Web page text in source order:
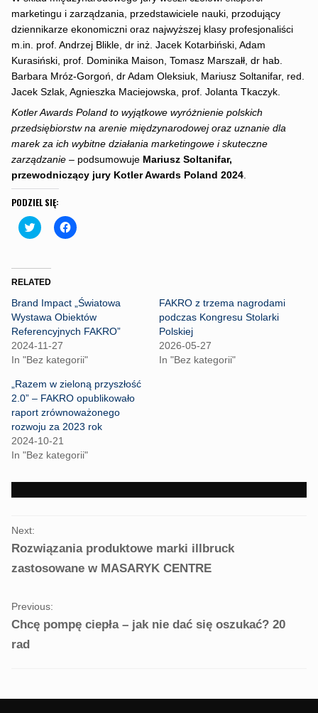
marketingu i zarządzania, przedstawiciele nauki, przodujący
dziennikarze ekonomiczni oraz najwyższej klasy profesjonaliści
m.in. prof. Andrzej Blikle, dr inż. Jacek Kotarbiński, Adam
Kurasiński, prof. Dominika Maison, Tomasz Marszałł, dr hab.
Barbara Mróz-Gorgoń, dr Adam Oleksiuk, Mariusz Soltanifar, red.
Jacek Szlak, Agnieszka Maciejowska, prof. Jolanta Tkaczyk.
Kotler Awards Poland to wyjątkowe wyróżnienie polskich
przedsiębiorstw na arenie międzynarodowej oraz uznanie dla
marek za ich wybitne działania marketingowe i skuteczne
zarządzanie – podsumowuje Mariusz Soltanifar,
przewodniczący jury Kotler Awards Poland 2024.
PODZIEL SIĘ:
C
l
t
o
h
a
r
e
o
n
w
t
t
e
r
(
O
p
e
n
n
d
w
)
C
l
h
a
r
e
o
a
e
b
o
o
k
(
e
i
n
o
w
RELATED
Brand Impact „Światowa
Wystawa Obiektów
Referencyjnych FAKRO”
2024-11-27
In "Bez kategorii"
FAKRO z trzema nagrodami
podczas Kongresu Stolarki
Polskiej
2026-05-27
In "Bez kategorii"
„Razem w zieloną przyszłość
2.0” – FAKRO opublikowało
raport zrównoważonego
rozwoju za 2023 rok
2024-10-21
In "Bez kategorii"
PORTFOLIO
NAVIGATION
Previous:
Chcę pompę ciepła – jak nie dać się oszukać? 20
rad
Next:
Rozwiązania produktowe marki illbruck
zastosowane w MASARYK CENTRE